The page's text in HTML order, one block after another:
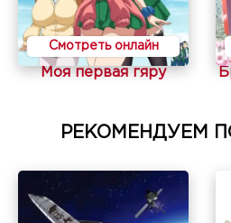
Смотреть онлайн
Моя первая гяру
РЕКОМЕНДУЕМ